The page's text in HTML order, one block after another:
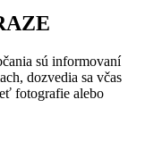
sú informovaní
dozvedia sa včas
fotografie alebo